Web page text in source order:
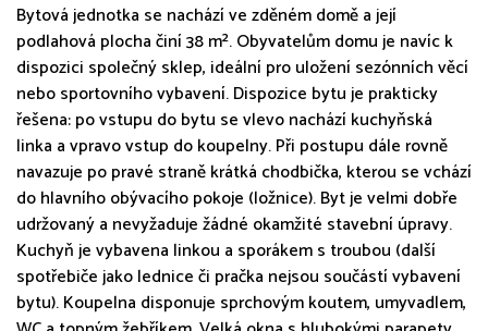
Bytová jednotka se nachází ve zděném domě a její
podlahová plocha činí 38 m². Obyvatelům domu je navíc k
dispozici společný sklep, ideální pro uložení sezónních věcí
nebo sportovního vybavení. Dispozice bytu je prakticky
řešena: po vstupu do bytu se vlevo nachází kuchyňská
linka a vpravo vstup do koupelny. Při postupu dále rovně
navazuje po pravé straně krátká chodbička, kterou se vchází
do hlavního obývacího pokoje (ložnice). Byt je velmi dobře
udržovaný a nevyžaduje žádné okamžité stavební úpravy.
Kuchyň je vybavena linkou a sporákem s troubou (další
spotřebiče jako lednice či pračka nejsou součástí vybavení
bytu). Koupelna disponuje sprchovým koutem, umyvadlem,